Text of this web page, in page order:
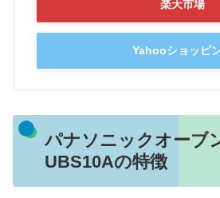
楽天市場
Yahooショッピ
パナソニックオーブ
UBS10Aの特徴